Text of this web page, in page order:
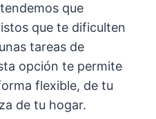
que
que te dificulten
tareas de
opción te permite
flexible, de tu
de tu hogar.